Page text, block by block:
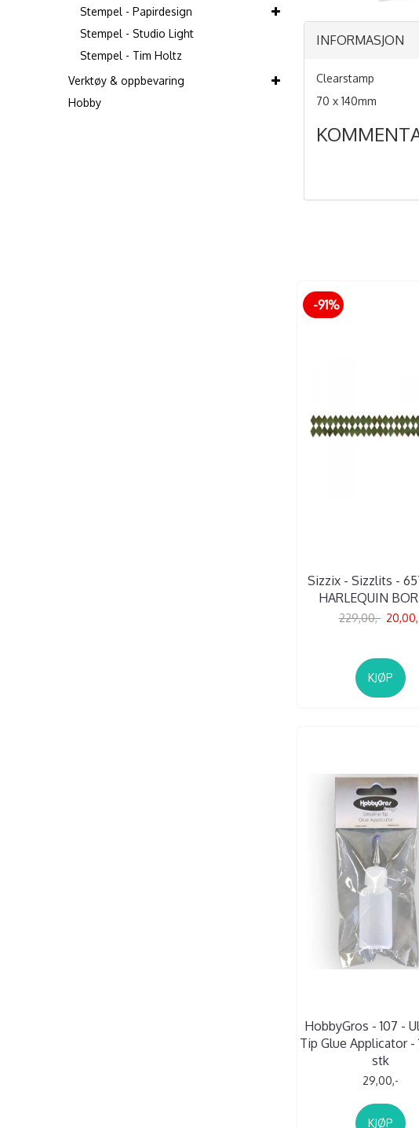
Stempel - Papirdesign
Stempel - Studio Light
Stempel - Tim Holtz
Verktøy & oppbevaring
Hobby
INFORMASJON
Clearstamp
70 x 140mm
-91%
Sizzix - Sizzlits -
HARLEQUIN
229,00,-
KJØP
HobbyGros - 107 -
Tip Glue Applicator -
stk
29,00,-
KJØP